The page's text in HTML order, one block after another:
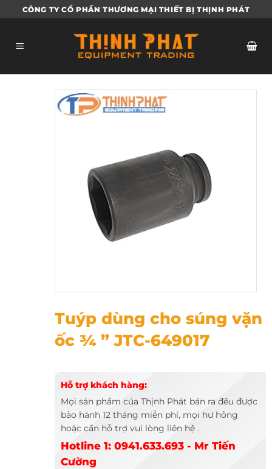
qua
dung
CÔNG TY CỔ PHẦN THƯƠNG MẠI THIẾT BỊ THỊNH PHÁT
Tuýp dùng cho súng vặn
ốc ¾ ” JTC-649017
Hỗ trợ khách hàng:
Mọi sản phẩm của Thịnh Phát bán ra đều được
bảo hành 12 tháng miễn phí, mọi hư hỏng
hoặc cần hỗ trợ vui lòng liên hệ .
Hotline 1: 0941.633.693 - Mr Tiến
Cường